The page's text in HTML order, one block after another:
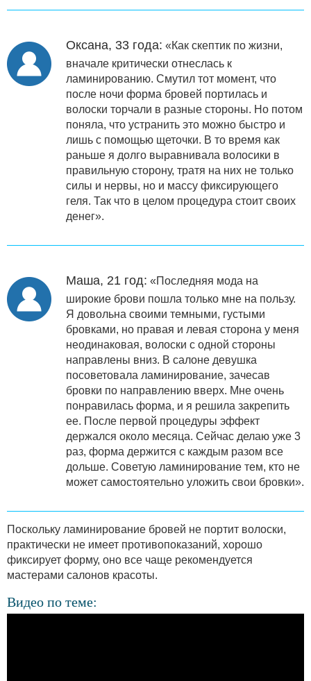
Оксана, 33 года: «Как скептик по жизни,
вначале критически отнеслась к
ламинированию. Смутил тот момент, что
после ночи форма бровей портилась и
волоски торчали в разные стороны. Но потом
поняла, что устранить это можно быстро и
лишь с помощью щеточки. В то время как
раньше я долго выравнивала волосики в
правильную сторону, тратя на них не только
силы и нервы, но и массу фиксирующего
геля. Так что в целом процедура стоит своих
денег».
Маша, 21 год: «Последняя мода на
широкие брови пошла только мне на пользу.
Я довольна своими темными, густыми
бровками, но правая и левая сторона у меня
неодинаковая, волоски с одной стороны
направлены вниз. В салоне девушка
посоветовала ламинирование, зачесав
бровки по направлению вверх. Мне очень
понравилась форма, и я решила закрепить
ее. После первой процедуры эффект
держался около месяца. Сейчас делаю уже 3
раз, форма держится с каждым разом все
дольше. Советую ламинирование тем, кто не
может самостоятельно уложить свои бровки».
Поскольку ламинирование бровей не портит волоски,
практически не имеет противопоказаний, хорошо
фиксирует форму, оно все чаще рекомендуется
мастерами салонов красоты.
Видео по теме: